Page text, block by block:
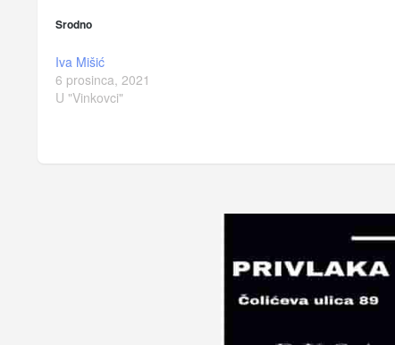
Srodno
Iva Mišić
6 prosinca, 2021
U "Vinkovci"